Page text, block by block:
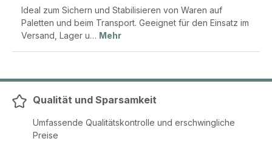
Ideal zum Sichern und Stabilisieren von Waren auf
Paletten und beim Transport. Geeignet für den Einsatz im
Versand, Lager u… Mehr
Qualität und Sparsamkeit
Umfassende Qualitätskontrolle und erschwingliche
Preise